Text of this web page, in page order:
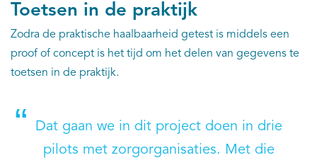
Toetsen in de praktijk
Zodra de praktische haalbaarheid getest is middels een
proof of concept is het tijd om het delen van gegevens te
toetsen in de praktijk.
Dat gaan we in dit project doen in drie
pilots met zorgorganisaties. Met die